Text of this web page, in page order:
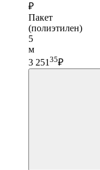
₽
Пакет
(полиэтилен)
5
м
3 251 35₽